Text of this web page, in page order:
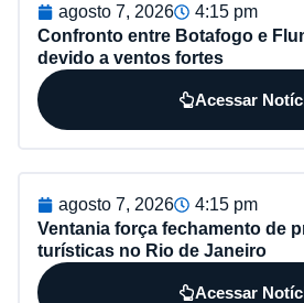
agosto 7, 2026
4:15 pm
Confronto entre Botafogo e
devido a ventos fortes
Acessar
agosto 7, 2026
4:15 pm
Ventania força fechamento de
turísticas no Rio de Janeiro
Acessar